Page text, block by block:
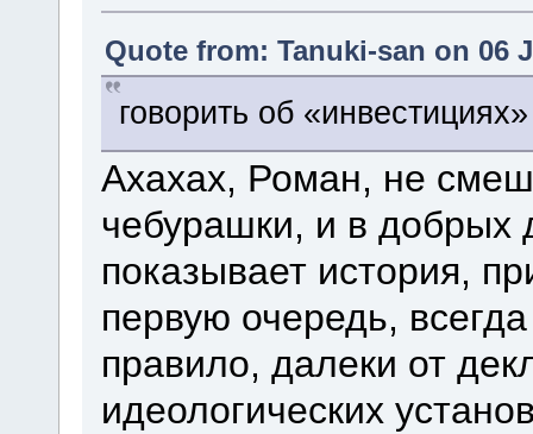
Quote from: Tanuki-san on 06
говорить об
Ахахах, Роман, не
чебурашки, и в добрых
показывает история,
первую очередь,
правило, далеки от
идеологических